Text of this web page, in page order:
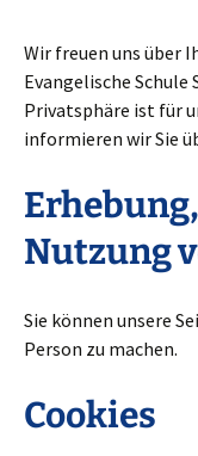
Wir freuen uns über
Evangelische Schule
Privatsphäre ist für
informieren wir Sie
Nutzung
Sie können unsere
Person zu machen.
Cookies